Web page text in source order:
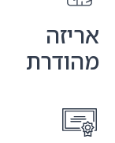
אריזה
מהודרת